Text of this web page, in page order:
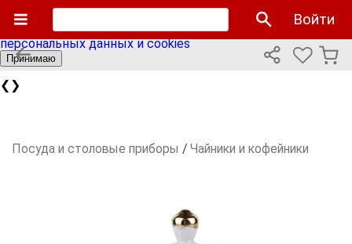
Мы используем cookies файлы для улучшения работы
сайта и персонализации. Продолжая пользоваться сайтом
вы соглашаетесь с нашейполитикой использования
персональных данных и cookies
Принимаю
❮ ❯
Войти
Посуда и столовые приборы / Чайники и кофейники